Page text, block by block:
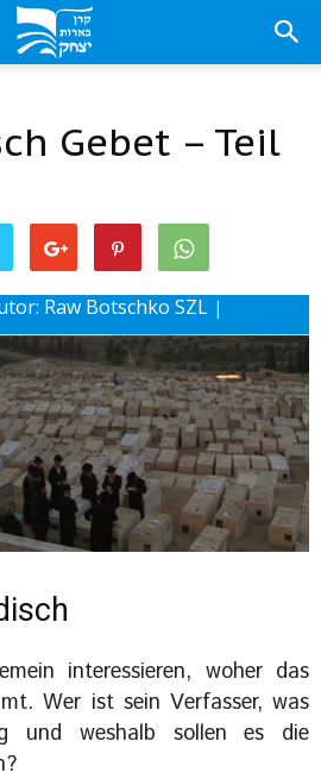
Gebet – Teil
Raw Botschko SZL |
interessieren, woher das
Wer ist sein Verfasser, was
und weshalb sollen es die